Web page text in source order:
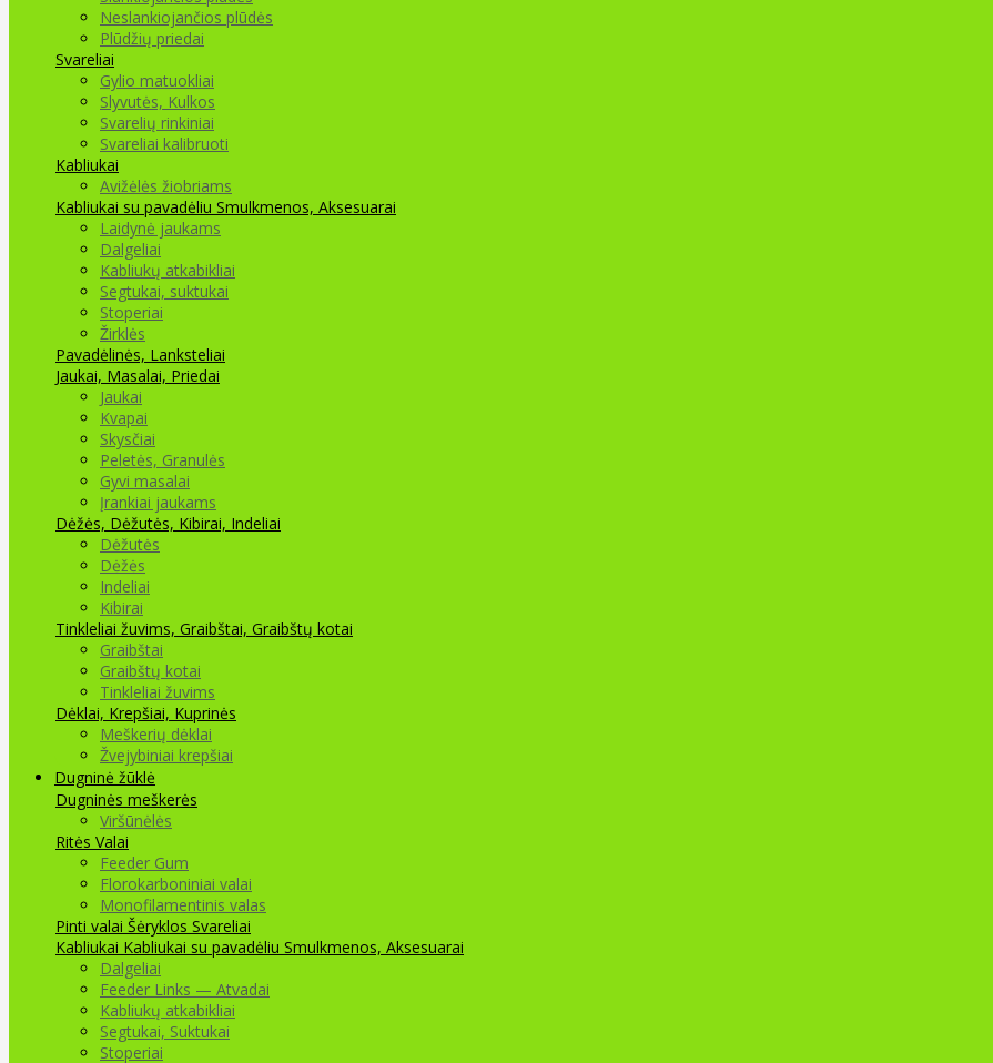
Neslankiojančios plūdės
Plūdžių priedai
Svareliai
Gylio matuokliai
Slyvutės, Kulkos
Svarelių rinkiniai
Svareliai kalibruoti
Kabliukai
Avižėlės žiobriams
Kabliukai su pavadėliu Smulkmenos, Aksesuarai
Laidynė jaukams
Dalgeliai
Kabliukų atkabikliai
Segtukai, suktukai
Stoperiai
Žirklės
Pavadėlinės, Lanksteliai
Jaukai, Masalai, Priedai
Jaukai
Kvapai
Skysčiai
Peletės, Granulės
Gyvi masalai
Įrankiai jaukams
Dėžės, Dėžutės, Kibirai, Indeliai
Dėžutės
Dėžės
Indeliai
Kibirai
Tinkleliai žuvims, Graibštai, Graibštų kotai
Graibštai
Graibštų kotai
Tinkleliai žuvims
Dėklai, Krepšiai, Kuprinės
Meškerių dėklai
Žvejybiniai krepšiai
Dugninė žūklė
Dugninės meškerės
Viršūnėlės
Ritės Valai
Feeder Gum
Florokarboniniai valai
Monofilamentinis valas
Pinti valai Šėryklos Svareliai
Kabliukai Kabliukai su pavadėliu Smulkmenos, Aksesuarai
Dalgeliai
Feeder Links — Atvadai
Kabliukų atkabikliai
Segtukai, Suktukai
Stoperiai